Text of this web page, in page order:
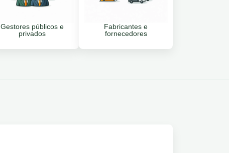
Gestores públicos e
privados
Fabricantes e
fornecedores